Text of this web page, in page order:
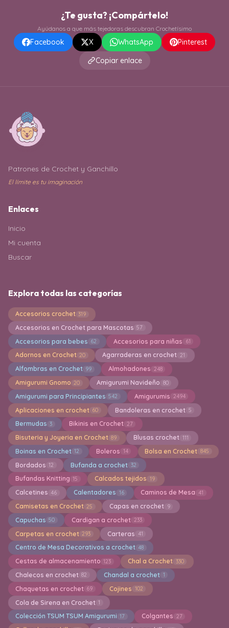
¿Te gusta? ¡Compártelo!
Ayúdanos a que más tejedoras descubran Crochetísimo
Facebook X WhatsApp
Pinterest
Copiar enlace
Patrones de Crochet y Ganchillo
El límite es tu imaginación
Enlaces
Inicio
Mi cuenta
Buscar
Explora todas las categorías
Accesorios crochet 319
Accesorios en Crochet para Mascotas 57
Accesorios para bebes 62 Accesorios para niñas 61
Adornos en Crochet 20 Agarraderas en crochet 21
Alfombras en Crochet 99 Almohadones 248
Amigurumi Gnomo 20 Amigurumi Navideño 80
Amigurumi para Principiantes 542 Amigurumis 2494
Aplicaciones en crochet 60 Bandoleras en crochet 5
Bermudas 3 Bikinis en Crochet 27
Bisuteria y Joyeria en Crochet 89 Blusas crochet 111
Boinas en Crochet 12 Boleros 14 Bolsa en Crochet 845
Bordados 12 Bufanda a crochet 32
Bufandas Knitting 15 Calcados tejidos 19
Calcetines 46 Calentadores 16 Caminos de Mesa 41
Camisetas en Crochet 25 Capas en crochet 9
Capuchas 50 Cardigan a crochet 233
Carpetas en crochet 293 Carteras 41
Centro de Mesa Decorativos a crochet 48
Cestas de almacenamiento 123 Chal a Crochet 330
Chalecos en crochet 82 Chandal a crochet 1
Chaquetas en crochet 69 Cojines 102
Cola de Sirena en Crochet 1
Colección TSUM TSUM Amigurumi 17 Colgantes 27